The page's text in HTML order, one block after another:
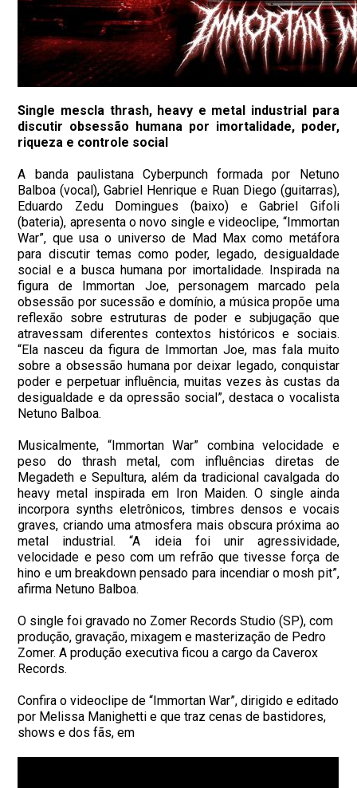
Single mescla thrash, heavy e metal industrial para
discutir obsessão humana por imortalidade, poder,
riqueza e controle social
A banda paulistana Cyberpunch formada por Netuno
Balboa (vocal), Gabriel Henrique e Ruan Diego (guitarras),
Eduardo Zedu Domingues (baixo) e Gabriel Gifoli
(bateria), apresenta o novo single e videoclipe, “Immortan
War”, que usa o universo de Mad Max como metáfora
para discutir temas como poder, legado, desigualdade
social e a busca humana por imortalidade. Inspirada na
figura de Immortan Joe, personagem marcado pela
obsessão por sucessão e domínio, a música propõe uma
reflexão sobre estruturas de poder e subjugação que
atravessam diferentes contextos históricos e sociais.
“Ela nasceu da figura de Immortan Joe, mas fala muito
sobre a obsessão humana por deixar legado, conquistar
poder e perpetuar influência, muitas vezes às custas da
desigualdade e da opressão social”, destaca o vocalista
Netuno Balboa.
Musicalmente, “Immortan War” combina velocidade e
peso do thrash metal, com influências diretas de
Megadeth e Sepultura, além da tradicional cavalgada do
heavy metal inspirada em Iron Maiden. O single ainda
incorpora synths eletrônicos, timbres densos e vocais
graves, criando uma atmosfera mais obscura próxima ao
metal industrial. “A ideia foi unir agressividade,
velocidade e peso com um refrão que tivesse força de
hino e um breakdown pensado para incendiar o mosh pit”,
afirma Netuno Balboa.
O single foi gravado no Zomer Records Studio (SP), com
produção, gravação, mixagem e masterização de Pedro
Zomer. A produção executiva ficou a cargo da Caverox
Records.
Confira o videoclipe de “Immortan War”, dirigido e editado
por Melissa Manighetti e que traz cenas de bastidores,
shows e dos fãs, em